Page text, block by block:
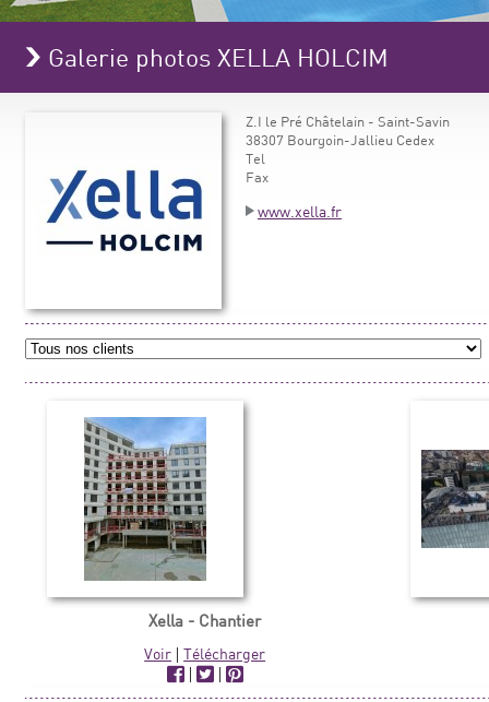
Galerie photos XELLA HOLCIM
Z.I le Pré Châtelain - Saint-Savin
38307 Bourgoin-Jallieu Cedex
Tel
Fax
www.xella.fr
Xella - Chantier
Voir |Télécharger
|
|